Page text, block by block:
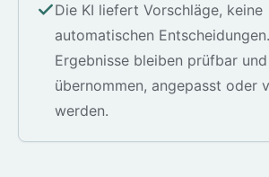
Die KI liefert Vorschläge, keine
automatischen
Ergebnisse bleiben prüfbar
übernommen, angepasst oder
werden.